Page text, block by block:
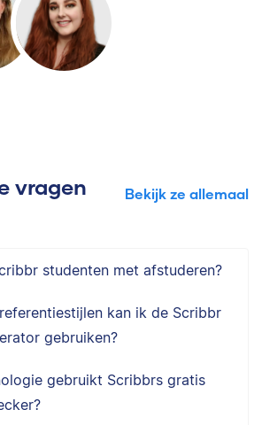
vragen Bekijk ze allemaal
studenten met afstuderen?
kan ik de Scribbr
gebruiken?
gebruikt Scribbrs gratis